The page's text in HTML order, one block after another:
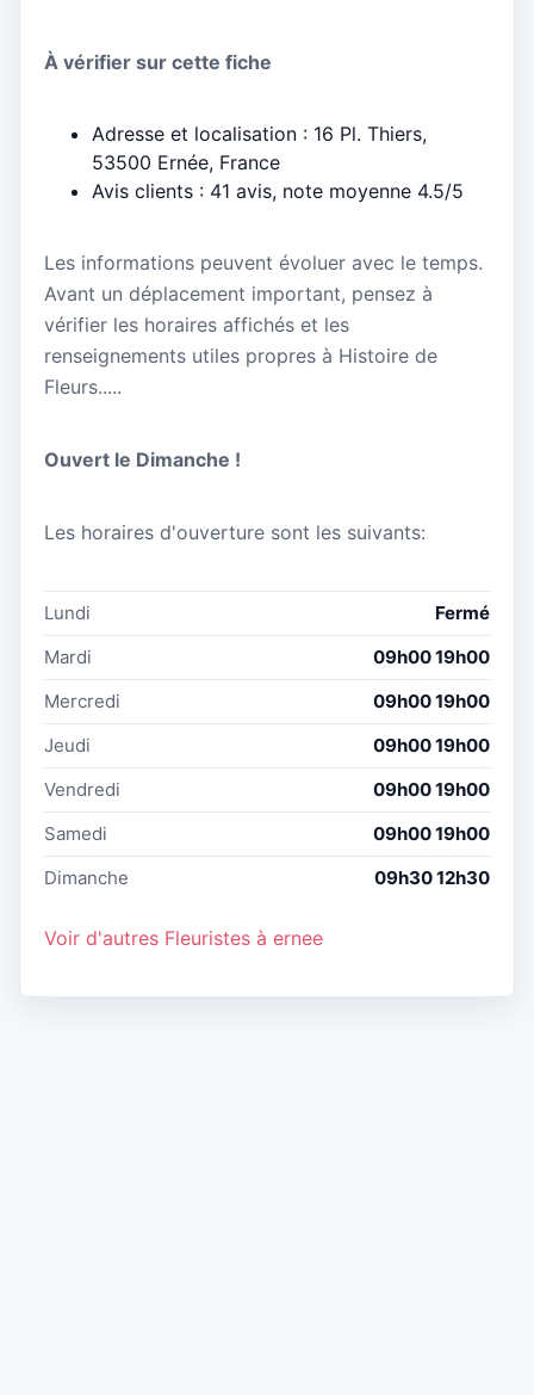
À vérifier sur cette fiche
Adresse et localisation : 16 Pl. Thiers,
53500 Ernée, France
Avis clients : 41 avis, note moyenne 4.5/5
Les informations peuvent évoluer avec le temps.
Avant un déplacement important, pensez à
vérifier les horaires affichés et les
renseignements utiles propres à Histoire de
Fleurs.....
Ouvert le Dimanche !
Les horaires d'ouverture sont les suivants:
Lundi
Fermé
Mardi
09h00 19h00
Mercredi
09h00 19h00
Jeudi
09h00 19h00
Vendredi
09h00 19h00
Samedi
09h00 19h00
Dimanche
09h30 12h30
Voir d'autres Fleuristes à ernee